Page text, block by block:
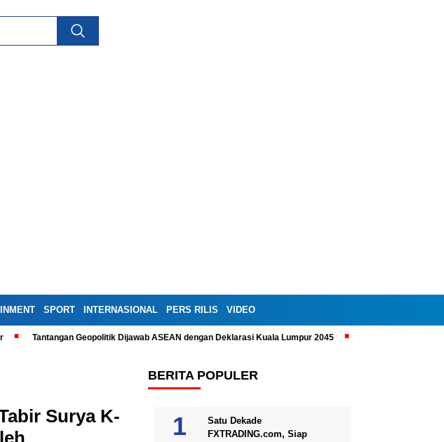
SPORT INTERNASIONAL PERS RILIS VIDEO
Tantangan Geopolitik Dijawab ASEAN dengan Deklarasi Kuala Lumpur 2045
Surya K-
BERITA POPULER
Satu Dekade
FXTRADING.com, Siap